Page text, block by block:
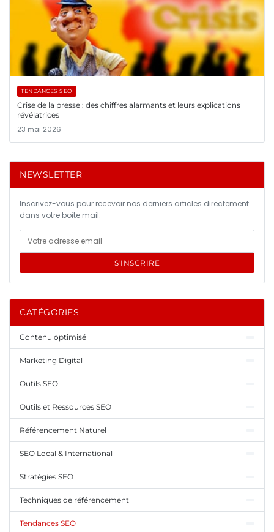
TENDANCES SEO
Crise de la presse : des chiffres alarmants et leurs explications
révélatrices
23 mai 2026
NEWSLETTER
Inscrivez-vous pour recevoir nos derniers articles directement
dans votre boîte mail.
S'INSCRIRE
CATÉGORIES
Contenu optimisé
Marketing Digital
Outils SEO
Outils et Ressources SEO
Référencement Naturel
SEO Local & International
Stratégies SEO
Techniques de référencement
Tendances SEO